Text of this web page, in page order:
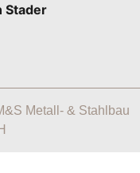
Stader
Metall- & Stahlbau